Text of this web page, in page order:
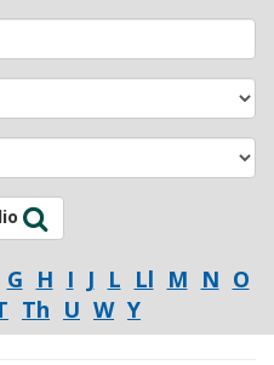
G H I J L Ll M N O
Th U W Y